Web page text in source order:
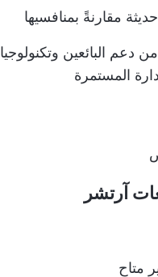
مقارنةً بمنافسيها
دعم البائعين وتكنولوجيا
المستمرة
آرتشر
متاح